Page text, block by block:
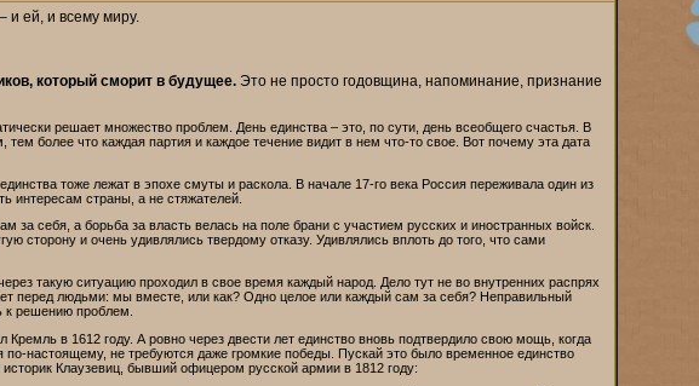
и ей, и всему миру.
который сморит в будущее. Это не просто годовщина, напоминание, признание
решает множество проблем. День единства – это, по сути, день всеобщего счастья. В
более что каждая партия и каждое течение видит в нем что-то свое. Вот почему эта дата
тоже лежат в эпохе смуты и раскола. В начале 17-го века Россия переживала один из
интересам страны, а не стяжателей.
себя, а борьба за власть велась на поле брани с участием русских и иностранных войск.
сторону и очень удивлялись твердому отказу. Удивлялись вплоть до того, что сами
такую ситуацию проходил в свое время каждый народ. Дело тут не во внутренних распрях
перед людьми: мы вместе, или как? Одно целое или каждый сам за себя? Неправильный
к решению проблем.
в 1612 году. А ровно через двести лет единство вновь подтвердило свою мощь, когда
настоящему, не требуются даже громкие победы. Пускай это было временное единство
Клаузевиц, бывший офицером русской армии в 1812 году: